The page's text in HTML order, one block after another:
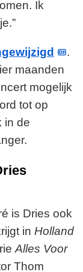
Ik
.
maanden
mogelijk
tot op
in de
is Dries ook
inHolland
Alles Voor
Thom